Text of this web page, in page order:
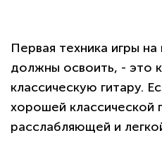
Первая техника игры
должны освоить, - это
классическую гитару.
хорошей классической
расслабляющей и